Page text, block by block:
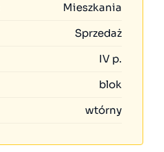
Mieszkania
Sprzedaż
IV p.
blok
wtórny